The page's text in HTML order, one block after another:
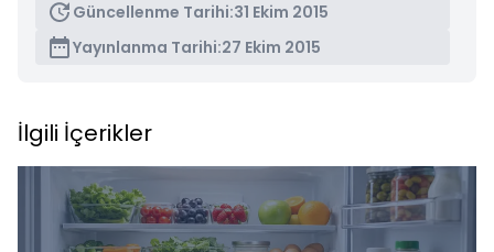
Güncellenme Tarihi:31 Ekim 2015
Yayınlanma Tarihi:27 Ekim 2015
İlgili İçerikler